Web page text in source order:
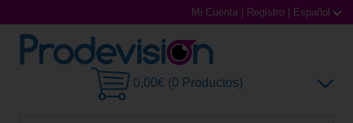
Mi Cuenta Registro Español
0,00€ (0 Productos)